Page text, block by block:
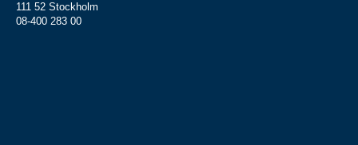
111 52 Stockholm
08-400 283 00